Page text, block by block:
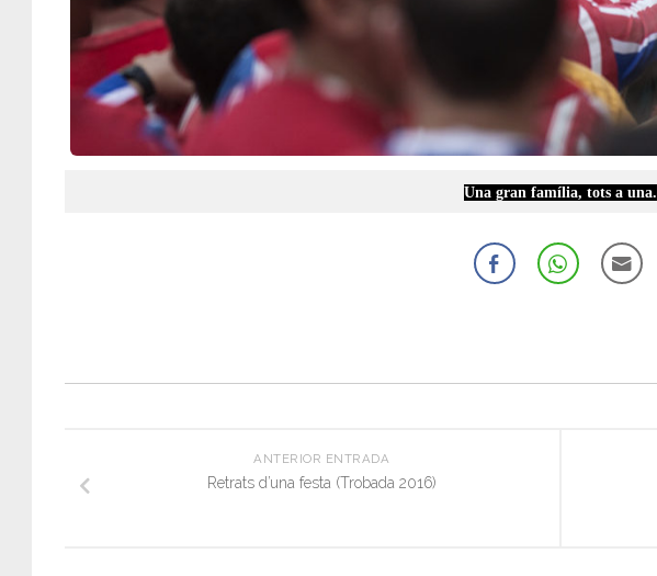
Una gran família, tots a una.
ANTERIOR ENTRADA
Retrats d’una festa (Trobada 2016)